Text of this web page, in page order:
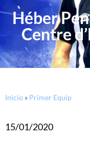
Héber
Centre
Inicio » Primer Equip
15/01/2020